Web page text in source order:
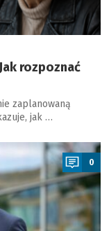
rozpoznać
zaplanowaną
jak …
0